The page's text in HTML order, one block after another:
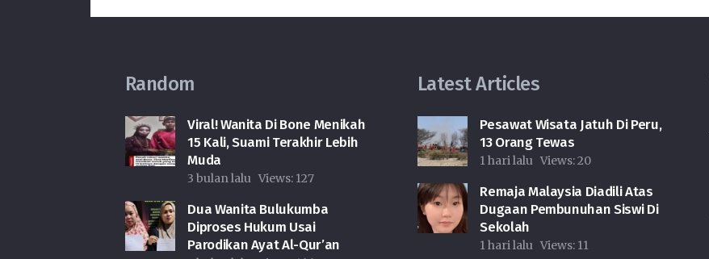
Random
Viral! Wanita Di Bone Menikah
15 Kali, Suami Terakhir Lebih
Muda
3 bulan lalu Views: 127
Dua Wanita Bulukumba
Diproses Hukum Usai
Parodikan Ayat Al-Qur’an
Latest Articles
Pesawat Wisata Jatuh Di Peru,
13 Orang Tewas
1 hari lalu Views:20
Remaja Malaysia Diadili Atas
Dugaan Pembunuhan Siswi Di
Sekolah
1 hari lalu Views: 11